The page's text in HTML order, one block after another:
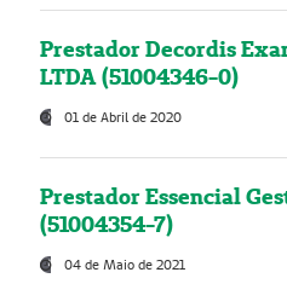
Prestador Decordis
LTDA (51004346-0)
01 de Abril de 2020
Prestador Essencial
(51004354-7)
04 de Maio de 2021